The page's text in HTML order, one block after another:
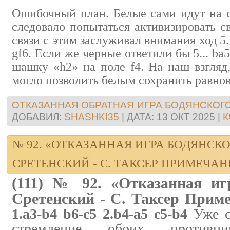
Ошибочный план. Белые сами идут на
следовало попытаться
связи с этим заслуживал внимания ход
gf6. Если же черные ответили бы 5...
шашку «h2» на поле f4. На наш взгляд,
могло позволить белым сохранить
ОТКАЗАННАЯ ОБРАТНАЯ ИГРА
ДОБАВИЛ: SHASHKI35 | ДАТА: 13 ОКТ 2025 |
№ 92. «ОТКАЗАННАЯ ИГРА
СРЕТЕНСКИЙ - С. ТАКСЕР
(111) № 92. «Отказанная
Сретенский - С. Таксер
1.a3-b4 b6-c5 2.b4-a5 c5-b4 Уже